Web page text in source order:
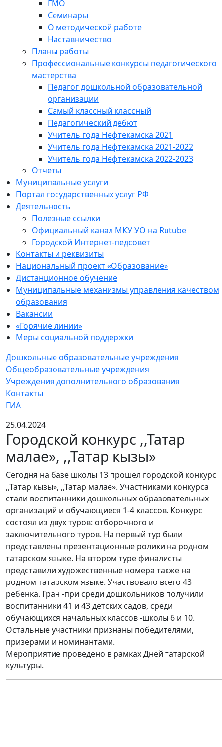
ГМО
Семинары
О методической работе
Наставничество
Планы работы
Профессиональные конкурсы педагогического
мастерства
Педагог дошкольной образовательной
организации
Самый классный классный
Педагогический дебют
Учитель года Нефтекамска 2021
Учитель года Нефтекамска 2021-2022
Учитель года Нефтекамска 2022-2023
Отчеты
Муниципальные услуги
Портал государственных услуг РФ
Деятельность
Полезные ссылки
Официальный канал МКУ УО на Rutube
Городской Интернет-педсовет
Контакты и реквизиты
Национальный проект «Образование»
Дистанционное обучение
Муниципальные механизмы управления качеством
образования
Вакансии
«Горячие линии»
Меры социальной поддержки
Дошкольные образовательные учреждения
Общеобразовательные учреждения
Учреждения дополнительного образования
Контакты
ГИА
25.04.2024
Городской конкурс ,,Татар
малае», ,,Татар кызы»
Сегодня на базе школы 13 прошел городской конкурс
,,Татар кызы», ,,Татар малае». Участниками конкурса
стали воспитанники дошкольных образовательных
организаций и обучающиеся 1-4 классов. Конкурс
состоял из двух туров: отборочного и
заключительного туров. На первый тур были
представлены презентационные ролики на родном
татарском языке. На втором туре финалисты
представили художественные номера также на
родном татарском языке. Участвовало всего 43
ребенка. Гран -при среди дошкольников получили
воспитанники 41 и 43 детских садов, среди
обучающихся начальных классов -школы 6 и 10.
Остальные участники признаны победителями,
призерами и номинантами.
Мероприятие проведено в рамках Дней татарской
культуры.